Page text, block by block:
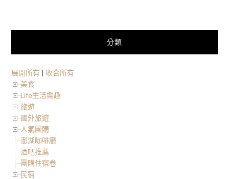
分類
展開所有 | 收合所有
美食
Life生活樂趣
旅遊
國外旅遊
人氣團購
澎湖咖啡廳
酒吧推薦
團購住宿卷
民宿